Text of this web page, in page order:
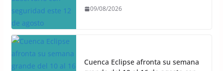
09/08/2026
Cuenca Eclipse afronta su semana